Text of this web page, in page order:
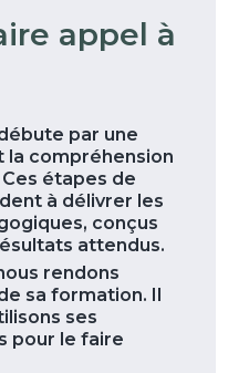
appel à
par une
compréhension
étapes de
à délivrer les
conçus
attendus.
rendons
sa formation. Il
ses
pour le faire